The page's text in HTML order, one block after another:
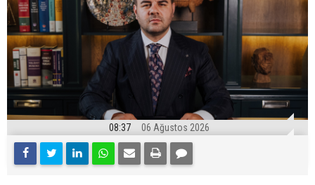
08:37 06 Ağustos 2026